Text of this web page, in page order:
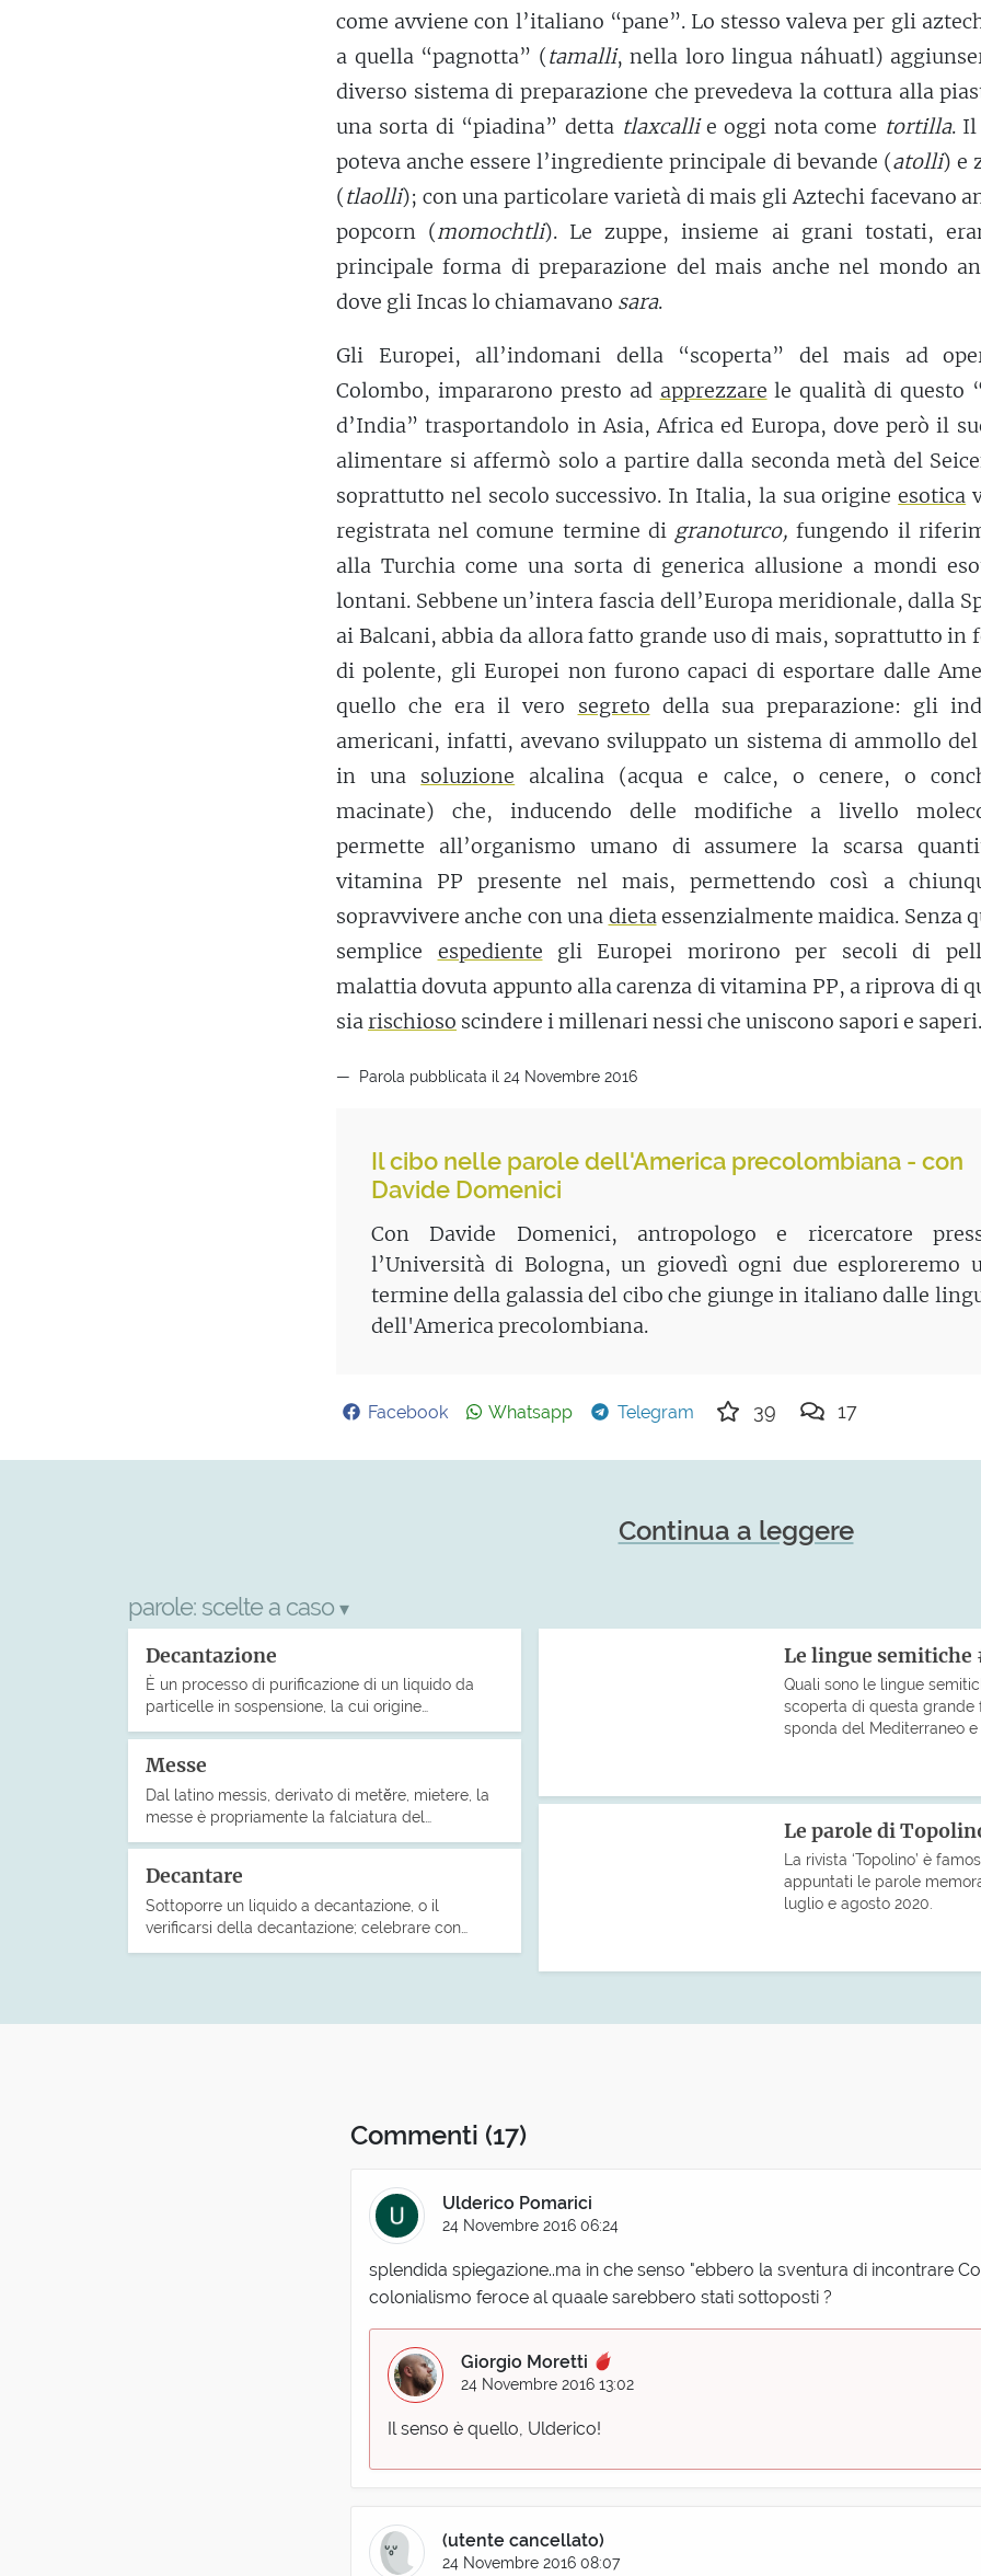
come avviene con l’italiano “pane”. Lo stesso valeva per gli
a quella “pagnotta” (tamalli, nella loro lingua náhuatl)
diverso sistema di preparazione che prevedeva la cottura alla
una sorta di “piadina” detta tlaxcallie oggi nota come tortilla. Il
poteva anche essere l’ingrediente principale di bevande (atolli) e
(tlaolli); con una particolare varietà di mais gli Aztechi facevano
popcorn (momochtli). Le zuppe, insieme ai grani tostati,
principale forma di preparazione del mais anche nel mondo
dove gli Incas lo chiamavano sara.
Gli Europei, all’indomani della “scoperta” del mais ad
Colombo, impararono presto ad apprezzare le qualità di questo
d’India” trasportandolo in Asia, Africa ed Europa, dove però il
alimentare si affermò solo a partire dalla seconda metà del
soprattutto nel secolo successivo. In Italia, la sua origineesotica
registrata nel comune termine di granoturco, fungendo il
alla Turchia come una sorta di generica allusione a mondi
lontani. Sebbene un’intera fascia dell’Europa meridionale, dalla
ai Balcani, abbia da allora fatto grande uso di mais, soprattutto in
di polente, gli Europei non furono capaci di esportare dalle
quello che era il vero segreto della sua preparazione: gli
americani, infatti, avevano sviluppato un sistema di ammollo
in una soluzione alcalina (acqua e calce, o cenere, o
macinate) che, inducendo delle modifiche a livello
permette all’organismo umano di assumere la scarsa
vitamina PP presente nel mais, permettendo così a
sopravvivere anche con una dietaessenzialmente maidica. Senza
semplice espediente gli Europei morirono per secoli di
malattia dovuta appunto alla carenza di vitamina PP, a riprova di
siarischioso scindere i millenari nessi che uniscono sapori e saperi.
Parola pubblicata il 24 Novembre 2016
Il cibo nelle parole dell'America precolombiana - con
Davide Domenici
Con Davide Domenici, antropologo e ricercatore
l’Università di Bologna, un giovedì ogni due esploreremo
termine della galassia del cibo che giunge in italiano dalle
dell'America precolombiana.
Facebook Whatsapp Telegram 39 17
Continua a leggere
parole: scelte a caso ▾
Decantazione
È un processo di purificazione di un liquido da
particelle in sospensione, la cui origine…
Messe
Dal latino messis, derivato di metĕre, mietere, la
messe è propriamente la falciatura del…
Decantare
Sottoporre un liquido a decantazione, o il
verificarsi della decantazione; celebrare con…
Le lingue semitiche
Quali sono le lingue
scoperta di questa grande
sponda del Mediterraneo
Le parole di
La rivista ‘Topolino’ è
appuntati le parole
luglio e agosto 2020.
Commenti (17)
Ulderico Pomarici
24 Novembre 2016 06:24
splendida spiegazione..ma in che senso "ebbero la sventura di incontrare
colonialismo feroce al quaale sarebbero stati sottoposti ?
Giorgio Moretti
24 Novembre 2016 13:02
Il senso è quello, Ulderico!
(utente cancellato)
24 Novembre 2016 08:07